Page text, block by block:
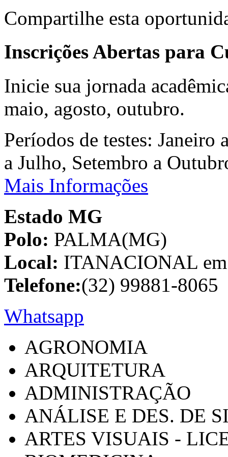
Compartilhe esta
Inscrições Abertas para
Inicie sua jornada
maio, agosto, outubro.
Períodos de testes:
a Julho, Setembro a
Mais Informações
Estado MG
Polo: PALMA(MG)
Local: ITANACIONAL
Telefone:(32) 99881-8065
Whatsapp
AGRONOMIA
ARQUITETURA
ADMINISTRAÇÃO
ANÁLISE E DES. DE
ARTES VISUAIS -